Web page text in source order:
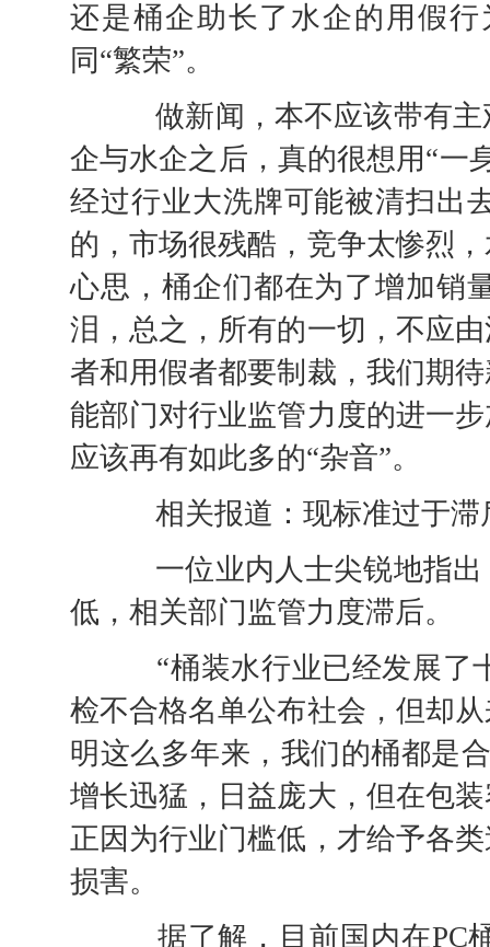
还是桶企助长了水企的用假
同“繁荣”。
做新闻，本不应该带有主
企与水企之后，真的很想用“一
经过行业大洗牌可能被清扫出
的，市场很残酷，竞争太惨烈
心思，桶企们都在为了增加销
泪，总之，所有的一切，不应
者和用假者都要制裁，我们期
能部门对行业监管力度的进一
应该再有如此多的“杂音”。
相关报道：现标准过于滞
一位业内人士尖锐地指出
低，相关部门监管力度滞后。
“桶装水行业已经发展了
检不合格名单公布社会，但却
明这么多年来，我们的桶都是
增长迅猛，日益庞大，但在包
正因为行业门槛低，才给予各
损害。
据了解，目前国内在PC桶